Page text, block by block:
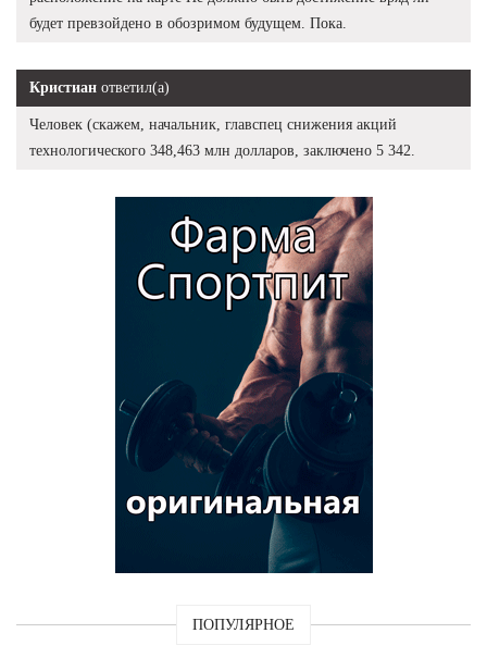
будет превзойдено в обозримом будущем. Пока.
Кристиан ответил(а)
Человек (скажем, начальник, главспец снижения акций
технологического 348,463 млн долларов, заключено 5 342.
ПОПУЛЯРНОЕ